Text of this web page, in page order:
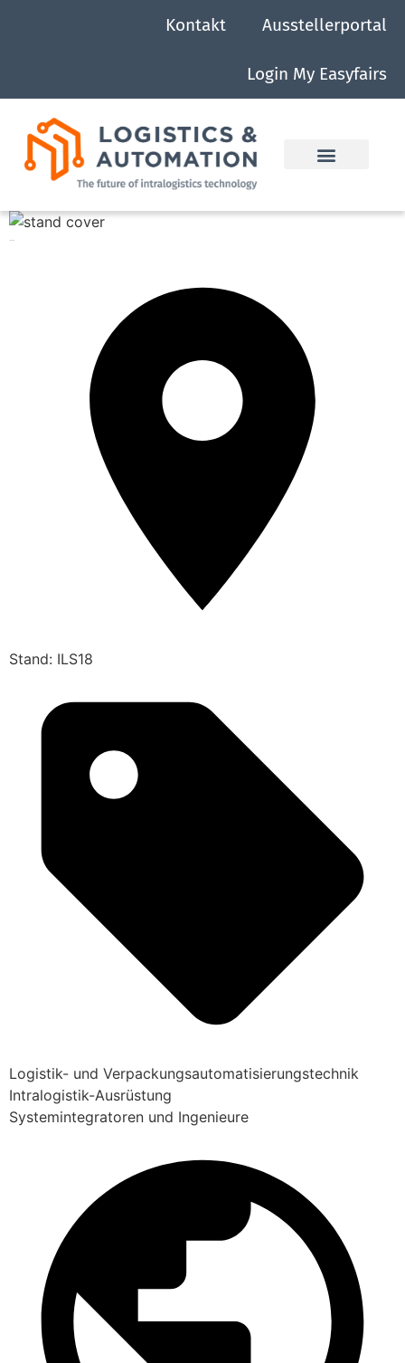
Kontakt Ausstellerportal
Login My Easyfairs
Stand: ILS18
Logistik- und Verpackungsautomatisierungstechnik
Intralogistik-Ausrüstung
Systemintegratoren und Ingenieure